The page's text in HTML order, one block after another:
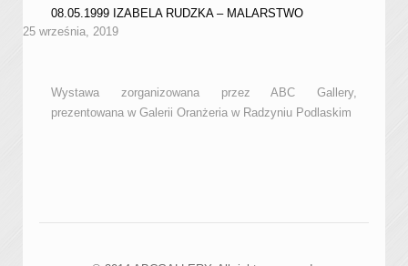
08.05.1999 IZABELA RUDZKA – MALARSTWO
25 września, 2019
Wystawa zorganizowana przez ABC Gallery,
prezentowana w Galerii Oranżeria w Radzyniu Podlaskim